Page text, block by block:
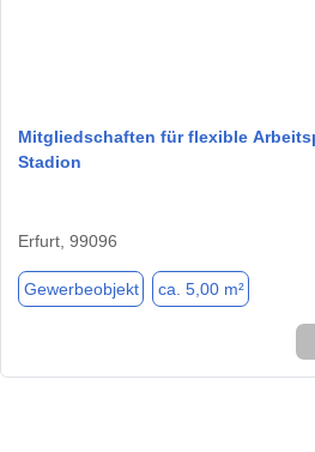
Mitgliedschaften für flexible
Stadion
Erfurt, 99096
Gewerbeobjekt ca. 5,00 m²